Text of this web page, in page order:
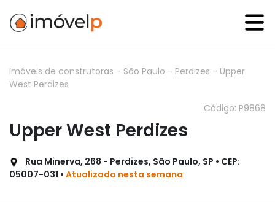
Imóveis de construtoras - São Paulo - Perdizes - Upper
West Perdizes
Código: P9868
Upper West Perdizes
Rua Minerva, 268 - Perdizes, São Paulo, SP • CEP:
05007-031 • Atualizado nesta semana